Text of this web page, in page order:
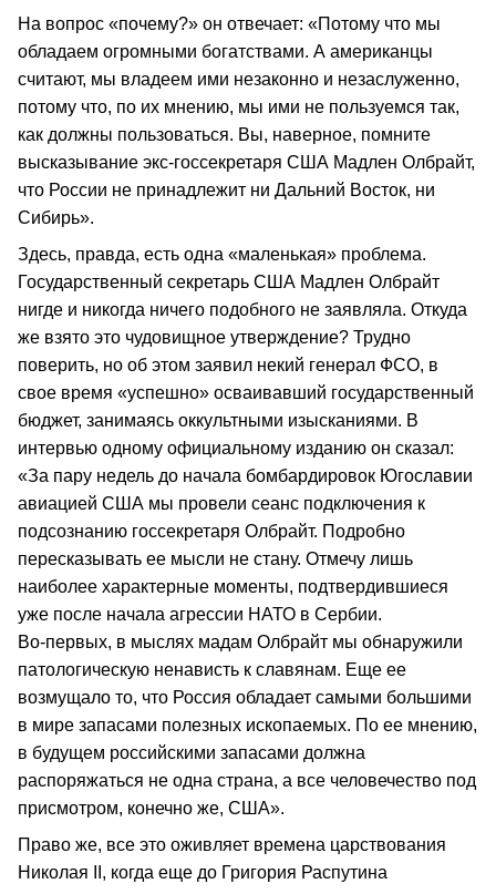
На вопрос «почему?» он отвечает: «Потому что мы
обладаем огромными богатствами. А американцы
считают, мы владеем ими незаконно и незаслуженно,
потому что, по их мнению, мы ими не пользуемся так,
как должны пользоваться. Вы, наверное, помните
высказывание экс‑госсекретаря США Мадлен Олбрайт,
что России не принадлежит ни Дальний Восток, ни
Сибирь».
Здесь, правда, есть одна «маленькая» проблема.
Государственный секретарь США Мадлен Олбрайт
нигде и никогда ничего подобного не заявляла. Откуда
же взято это чудовищное утверждение? Трудно
поверить, но об этом заявил некий генерал ФСО, в
свое время «успешно» осваивавший государственный
бюджет, занимаясь оккультными изысканиями. В
интервью одному официальному изданию он сказал:
«За пару недель до начала бомбардировок Югославии
авиацией США мы провели сеанс подключения к
подсознанию госсекретаря Олбрайт. Подробно
пересказывать ее мысли не стану. Отмечу лишь
наиболее характерные моменты, подтвердившиеся
уже после начала агрессии НАТО в Сербии.
Во‑первых, в мыслях мадам Олбрайт мы обнаружили
патологическую ненависть к славянам. Еще ее
возмущало то, что Россия обладает самыми большими
в мире запасами полезных ископаемых. По ее мнению,
в будущем российскими запасами должна
распоряжаться не одна страна, а все человечество под
присмотром, конечно же, США».
Право же, все это оживляет времена царствования
Николая II, когда еще до Григория Распутина